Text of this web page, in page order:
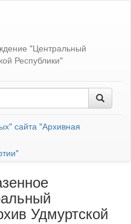
"Центральный
Республики"
сайта "Архивная
Удмуртской